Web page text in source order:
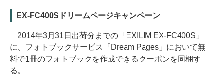
EX-FC400Sドリームページキャンペーン
2014年3月31日出荷分までの「EXILIM EX-FC400S」
に、フォトブックサービス「Dream Pages」において無
料で1冊のフォトブックを作成できるクーポンを同梱す
る。